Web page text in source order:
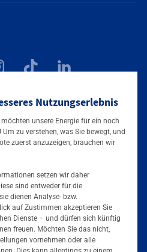
Nutzungserlebnis
unsere Energie für ein noch
zu verstehen, was Sie bewegt, und
zuerst anzuzeigen, brauchen wir
setzen wir daher
sind entweder für die
dienen Analyse- bzw.
auf Zustimmen akzeptieren Sie
Dienste – und dürfen sich künftig
freuen. Möchten Sie das nicht,
vornehmen oder alle